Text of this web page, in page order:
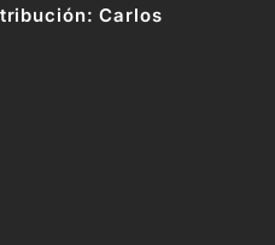
Carlos